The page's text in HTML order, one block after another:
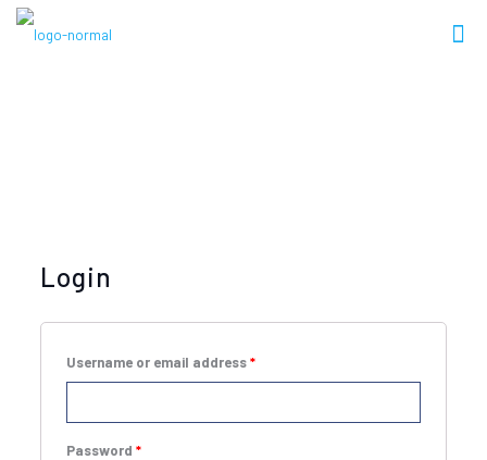
Login
Username or email address*
Password *